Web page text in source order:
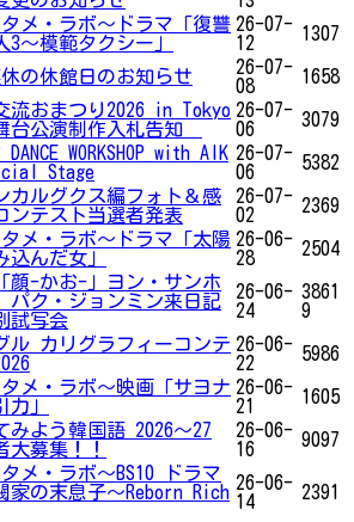
タメ・ラボ～ドラマ「復讐
3～模範タクシー」
26-07-
12
1307
の休館日のお知らせ
26-07-
08
1658
流おまつり2026 in Tokyo
台公演制作入札告知
26-07-
06
3079
DANCE WORKSHOP with AIK
Stage
26-07-
06
5382
カルグクス編フォト＆感
ンテスト当選者発表
26-07-
02
2369
タメ・ラボ～ドラマ「太陽
込んだ女」
26-06-
28
2504
顔-かお-」ヨン・サンホ
パク・ジョンミン来日記
試写会
26-06-
24
3861
9
ル カリグラフィーコンテ 26-06-
22
5986
タメ・ラボ～映画「サヨナ
力」
26-06-
21
1605
みよう韓国語 2026～27
大募集！！
26-06-
16
9097
タメ・ラボ～BS10 ドラマ
家の末息子～Reborn Rich 26-06-
14
2391